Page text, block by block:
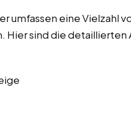
umfassen eine Vielzahl
Hier sind die detaillierten